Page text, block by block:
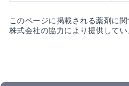
このページに掲載される薬剤に
株式会社の協力により提供してい